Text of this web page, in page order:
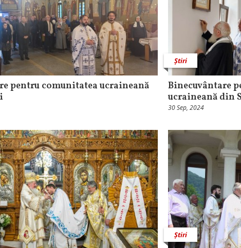
pentru comunitatea ucraineană
Știri
Binecuvântare
ucraineană din
30 Sep, 2024
Știri